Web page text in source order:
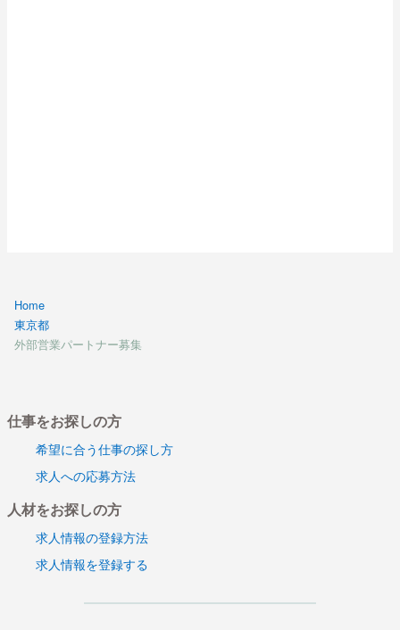
Home
東京都
外部営業パートナー募集
仕事をお探しの方
希望に合う仕事の探し方
求人への応募方法
人材をお探しの方
求人情報の登録方法
求人情報を登録する